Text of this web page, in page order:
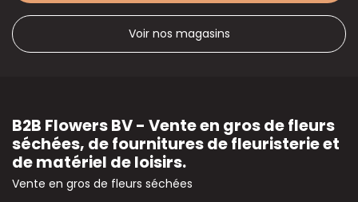
Voir nos magasins
B2B Flowers BV - Vente en gros de fleurs
séchées, de fournitures de fleuristerie et
de matériel de loisirs.
Vente en gros de fleurs séchées